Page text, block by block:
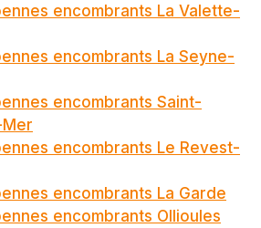
encombrants La Valette-
encombrants La Seyne-
encombrants Saint-
encombrants Le Revest-
encombrants La Garde
encombrants Ollioules